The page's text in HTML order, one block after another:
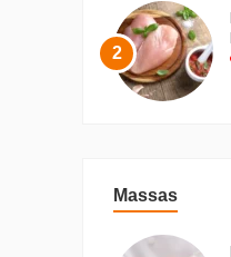
2
Massas